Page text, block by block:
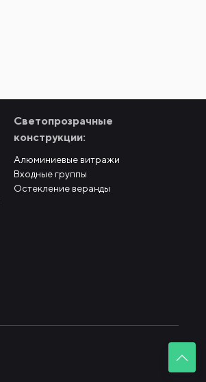
Светопрозрачные
конструкции:
Алюминиевые витражи
Входные группы
Остекление веранды